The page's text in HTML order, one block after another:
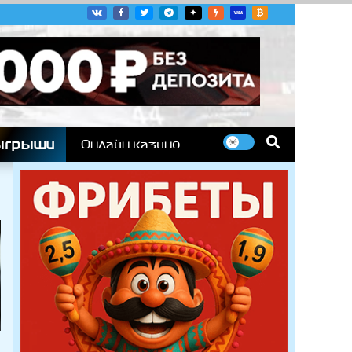
гоночных серий
Онлайн казино